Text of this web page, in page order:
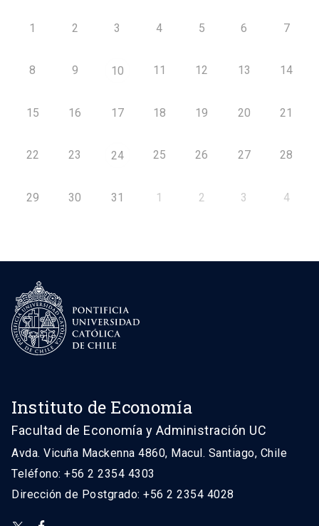
1 2 3 4 5 6 7
8 9 10 11 12 13 14
15 16 17 18 19 20 21
22 23 24 25 26 27 28
29 30 31 1 2 3 4
Instituto de Economía
Facultad de Economía y Administración UC
Avda. Vicuña Mackenna 4860, Macul. Santiago, Chile
Teléfono: +56 2 2354 4303
Dirección de Postgrado: +56 2 2354 4028